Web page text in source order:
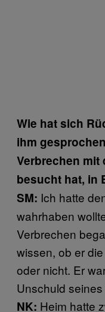
Wie hat sich
ihm
Verbrechen mit
besucht hat, in
SM: Ich hatte
wahrhaben
Verbrechen
wissen, ob er
oder nicht. Er
Unschuld
NK: Heim hatte